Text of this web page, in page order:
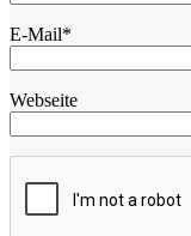
E-Mail*
Webseite